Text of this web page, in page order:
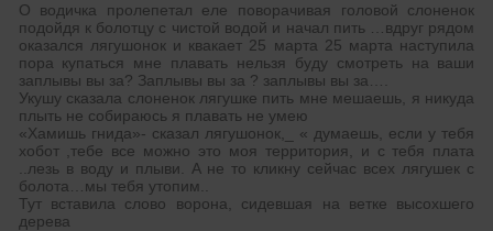
О водичка пролепетал еле поворачивая головой слоненок
подойдя к болотцу с чистой водой и начал пить …вдруг рядом
оказался лягушонок и квакает 25 марта 25 марта наступила
пора купаться мне плавать нельзя буду смотреть на ваши
заплывы вы за? Заплывы вы за ? заплывы вы за….
Укушу сказала слоненок лягушке пить мне мешаешь, я никуда
плыть не собираюсь я плавать не умею
«Хамишь гнида»- сказал лягушонок,_ « думаешь, если у тебя
хобот ,тебе все можно это моя территория, и с тебя плата
..лезь в воду и плыви. А не то кликну сейчас всех лягушек с
болота…мы тебя утопим..
Тут вставила слово ворона, сидевшая на ветке высохшего
дерева